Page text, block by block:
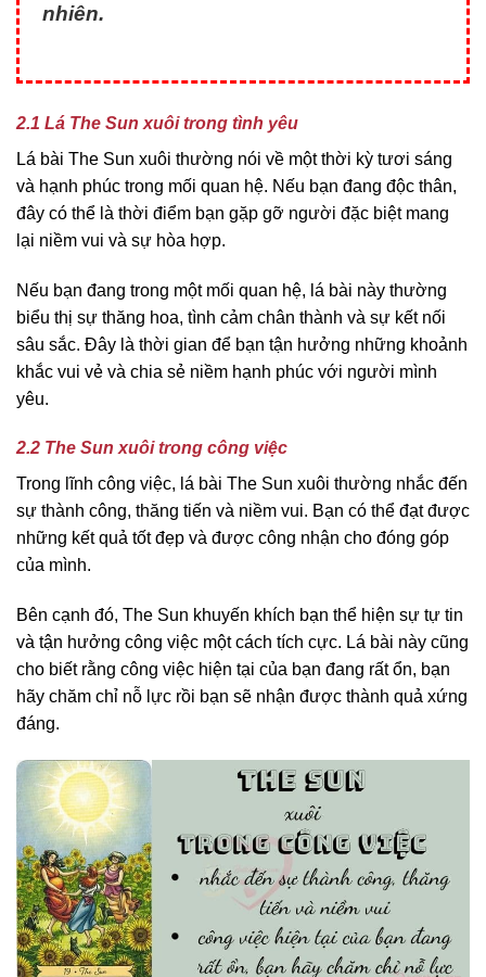
nhiên.
2.1 Lá The Sun xuôi trong tình yêu
Lá bài The Sun xuôi thường nói về một thời kỳ tươi sáng
và hạnh phúc trong mối quan hệ. Nếu bạn đang độc thân,
đây có thể là thời điểm bạn gặp gỡ người đặc biệt mang
lại niềm vui và sự hòa hợp.
Nếu bạn đang trong một mối quan hệ, lá bài này thường
biểu thị sự thăng hoa, tình cảm chân thành và sự kết nối
sâu sắc. Đây là thời gian để bạn tận hưởng những khoảnh
khắc vui vẻ và chia sẻ niềm hạnh phúc với người mình
yêu.
2.2 The Sun xuôi trong công việc
Trong lĩnh công việc, lá bài The Sun xuôi thường nhắc đến
sự thành công, thăng tiến và niềm vui. Bạn có thể đạt được
những kết quả tốt đẹp và được công nhận cho đóng góp
của mình.
Bên cạnh đó, The Sun khuyến khích bạn thể hiện sự tự tin
và tận hưởng công việc một cách tích cực. Lá bài này cũng
cho biết rằng công việc hiện tại của bạn đang rất ổn, bạn
hãy chăm chỉ nỗ lực rồi bạn sẽ nhận được thành quả xứng
đáng.